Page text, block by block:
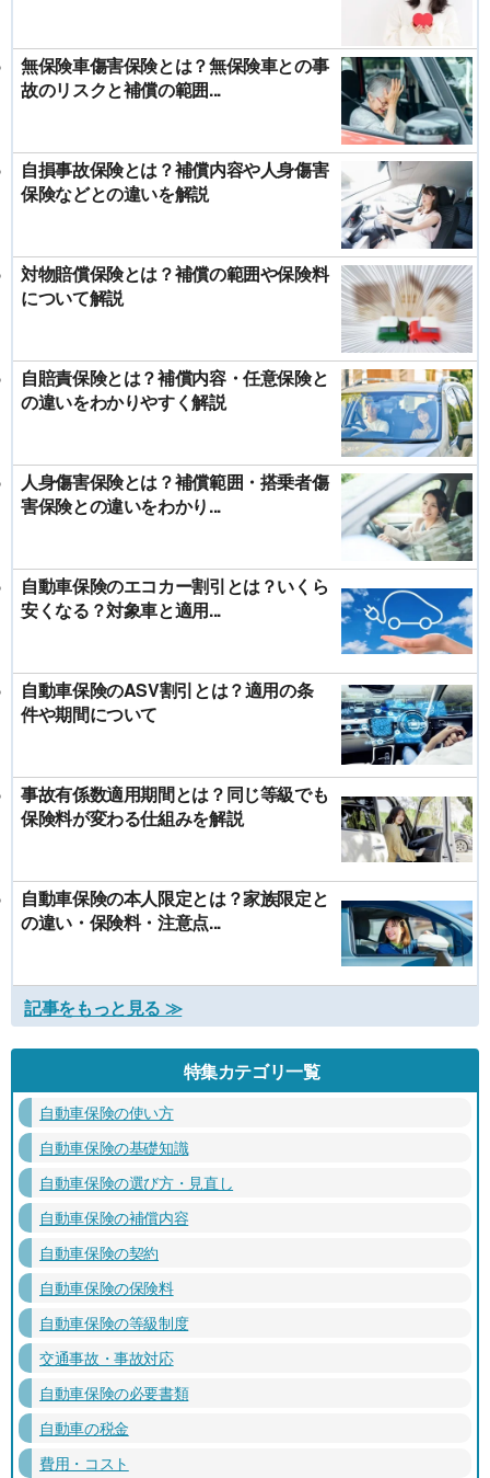
無保険車傷害保険とは？無保険車との事
故のリスクと補償の範囲...
自損事故保険とは？補償内容や人身傷害
保険などとの違いを解説
対物賠償保険とは？補償の範囲や保険料
について解説
自賠責保険とは？補償内容・任意保険と
の違いをわかりやすく解説
人身傷害保険とは？補償範囲・搭乗者傷
害保険との違いをわかり...
自動車保険のエコカー割引とは？いくら
安くなる？対象車と適用...
自動車保険のASV割引とは？適用の条
件や期間について
事故有係数適用期間とは？同じ等級でも
保険料が変わる仕組みを解説
自動車保険の本人限定とは？家族限定と
の違い・保険料・注意点...
記事をもっと見る ≫
特集カテゴリ一覧
自動車保険の使い方
自動車保険の基礎知識
自動車保険の選び方・見直し
自動車保険の補償内容
自動車保険の契約
自動車保険の保険料
自動車保険の等級制度
交通事故・事故対応
自動車保険の必要書類
自動車の税金
費用・コスト